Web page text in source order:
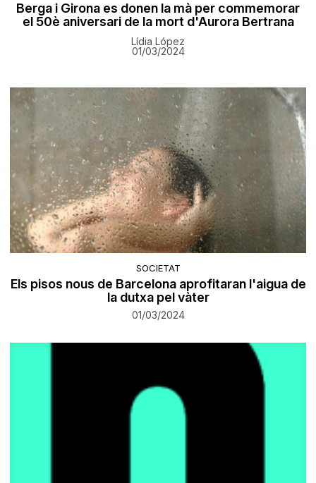
Berga i Girona es donen la mà per commemorar
el 50è aniversari de la mort d'Aurora Bertrana
Lídia López
01/03/2024
SOCIETAT
Els pisos nous de Barcelona aprofitaran l'aigua de
la dutxa pel vàter
01/03/2024